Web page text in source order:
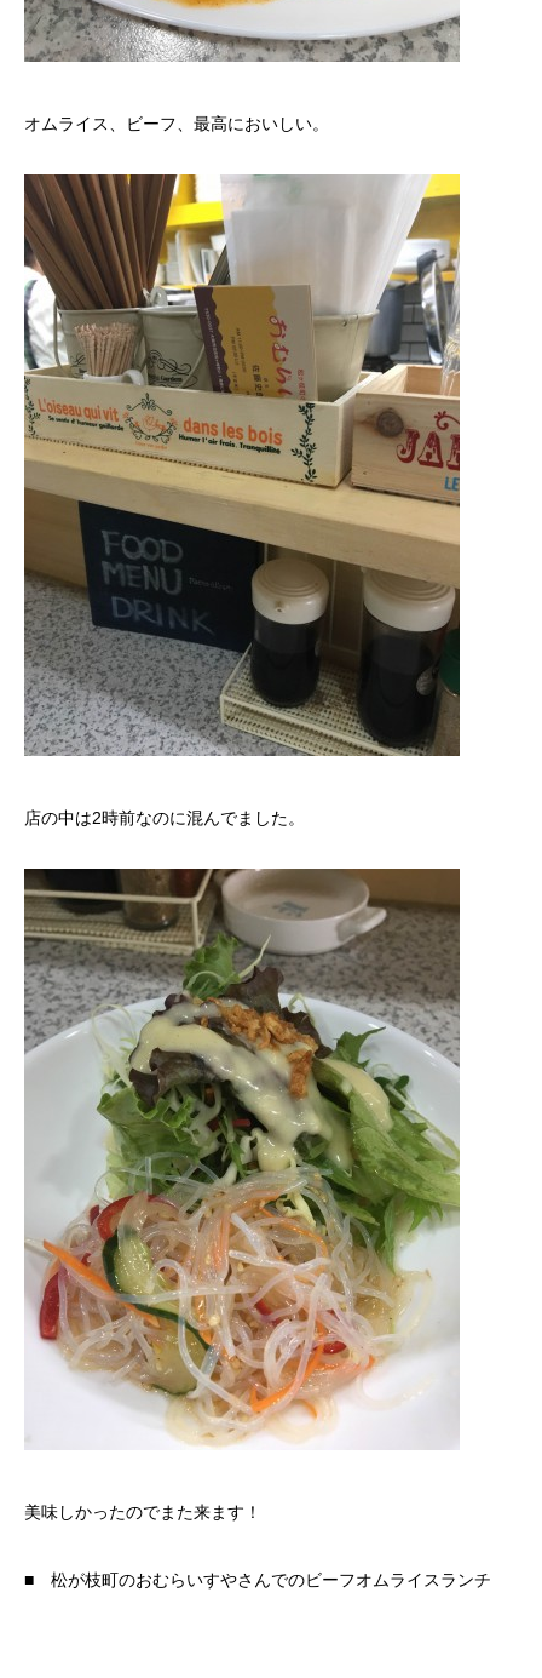
オムライス、ビーフ、最高においしい。
店の中は2時前なのに混んでました。
美味しかったのでまた来ます！
■ 松が枝町のおむらいすやさんでのビーフオムライスランチ